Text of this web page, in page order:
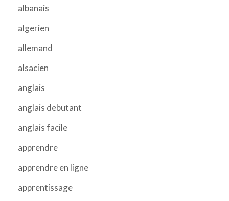
albanais
algerien
allemand
alsacien
anglais
anglais debutant
anglais facile
apprendre
apprendre en ligne
apprentissage